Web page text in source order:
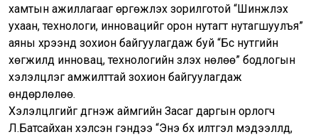
хамтын ажиллагааг өргөжүүлэх зорилготой “Шинжлэх
ухаан, технологи, инновацийг орон нутагт нутагшуулъя”
аяны хүрээнд зохион байгуулагдаж буй “Бүс нутгийн
хөгжилд инновац, технологийн үзүүлэх нөлөө” бодлогын
хэлэлцүүлэг амжилттай зохион байгуулагдаж
өндөрлөлөө.
Хэлэлцүүлгийг дүгнэж аймгийн Засаг даргын орлогч
Л.Батсайхан хэлсэн үгэндээ “Энэ бүх илтгэл мэдээллүүд,